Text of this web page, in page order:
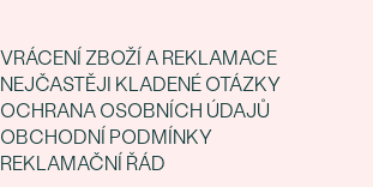
VRÁCENÍ ZBOŽÍ A REKLAMACE
NEJČASTĚJI KLADENÉ OTÁZKY
OCHRANA OSOBNÍCH ÚDAJŮ
OBCHODNÍ PODMÍNKY
REKLAMAČNÍ ŘÁD